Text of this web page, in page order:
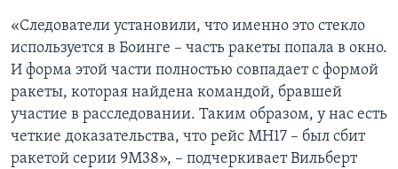
«Следователи установили, что именно это стекло
используется в Боинге – часть ракеты попала в окно.
И форма этой части полностью совпадает с формой
ракеты, которая найдена командой, бравшей
участие в расследовании. Таким образом, у нас есть
четкие доказательства, что рейс МН17 – был сбит
ракетой серии 9М38», – подчеркивает Вильберт